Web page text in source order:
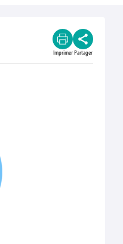
Imprimer Partager